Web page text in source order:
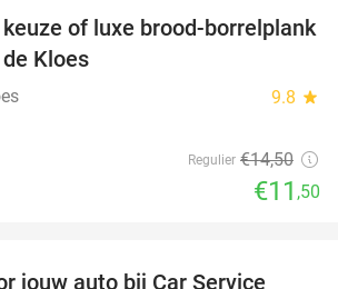
21%
of luxe brood-borrelplank
Kloes
9.8 star
Regulier €14,50
€11 ,50
jouw auto bij Car Service